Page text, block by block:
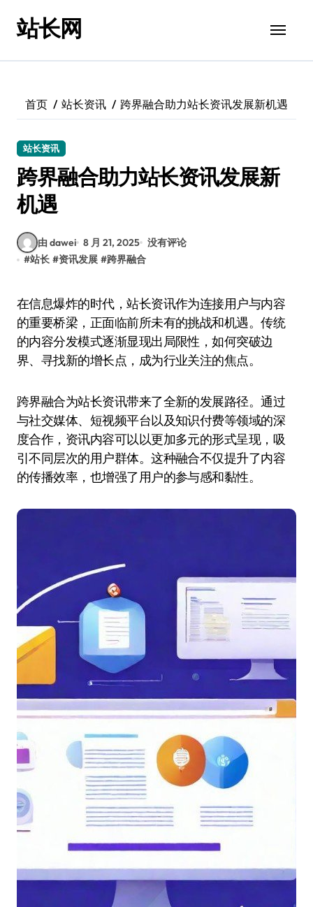
站长网
首页 站长资讯 跨界融合助力站长资讯发展新机遇
站长资讯
跨界融合助力站长资讯发展新
机遇
由 dawei 8 月 21, 2025 没有评论
#站长 #资讯发展 #跨界融合
在信息爆炸的时代，站长资讯作为连接用户与内容
的重要桥梁，正面临前所未有的挑战和机遇。传统
的内容分发模式逐渐显现出局限性，如何突破边
界、寻找新的增长点，成为行业关注的焦点。
跨界融合为站长资讯带来了全新的发展路径。通过
与社交媒体、短视频平台以及知识付费等领域的深
度合作，资讯内容可以以更加多元的形式呈现，吸
引不同层次的用户群体。这种融合不仅提升了内容
的传播效率，也增强了用户的参与感和黏性。